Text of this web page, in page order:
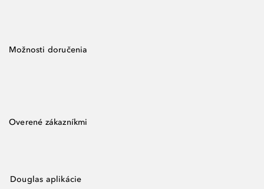
Možnosti doručenia
Overené zákazníkmi
Douglas aplikácie